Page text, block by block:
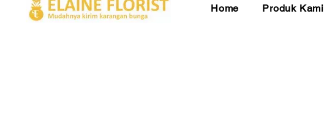
Home Produk Kami